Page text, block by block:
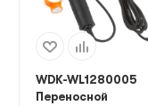
WDK-WL1280005
Переносной